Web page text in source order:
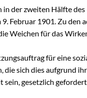
Wettbewerb
Infomaterial
Verbandschronik
der zweiten Hälfte
9. Februar 1901. Zu
Weichen für das
für eine
die sich dies aufgrund
sein, gesetzlich